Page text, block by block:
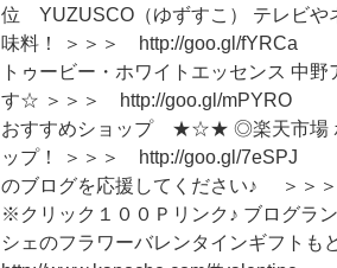
位 YUZUSCO（ゆずすこ） テレビや
味料！ ＞＞＞ http://goo.gl/
トゥービー・ホワイトエッセンス 中
す☆ ＞＞＞ http://goo.gl/
おすすめショップ ★☆★ ◎楽天市場
ップ！ ＞＞＞ http://goo.gl/
のブログを応援してください♪
※クリック１００Ｐリンク♪ ブログラ
シェのフラワーバレンタインギフトも